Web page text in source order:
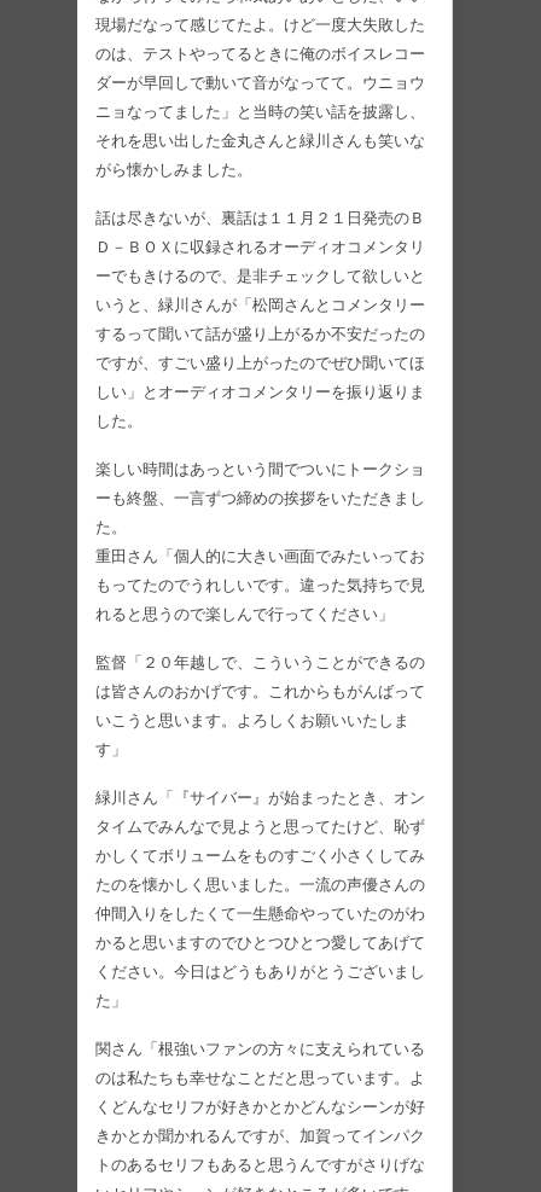
現場だなって感じてたよ。けど一度大失敗した
のは、テストやってるときに俺のボイスレコー
ダーが早回しで動いて音がなってて。ウニョウ
ニョなってました」と当時の笑い話を披露し、
それを思い出した金丸さんと緑川さんも笑いな
がら懐かしみました。
話は尽きないが、裏話は１１月２１日発売のＢ
Ｄ－ＢＯＸに収録されるオーディオコメンタリ
ーでもきけるので、是非チェックして欲しいと
いうと、緑川さんが「松岡さんとコメンタリー
するって聞いて話が盛り上がるか不安だったの
ですが、すごい盛り上がったのでぜひ聞いてほ
しい」とオーディオコメンタリーを振り返りま
した。
楽しい時間はあっという間でついにトークショ
ーも終盤、一言ずつ締めの挨拶をいただきまし
た。
重田さん「個人的に大きい画面でみたいってお
もってたのでうれしいです。違った気持ちで見
れると思うので楽しんで行ってください」
監督「２０年越しで、こういうことができるの
は皆さんのおかげです。これからもがんばって
いこうと思います。よろしくお願いいたしま
す」
緑川さん「『サイバー』が始まったとき、オン
タイムでみんなで見ようと思ってたけど、恥ず
かしくてボリュームをものすごく小さくしてみ
たのを懐かしく思いました。一流の声優さんの
仲間入りをしたくて一生懸命やっていたのがわ
かると思いますのでひとつひとつ愛してあげて
ください。今日はどうもありがとうございまし
た」
関さん「根強いファンの方々に支えられている
のは私たちも幸せなことだと思っています。よ
くどんなセリフが好きかとかどんなシーンが好
きかとか聞かれるんですが、加賀ってインパク
トのあるセリフもあると思うんですがさりげな